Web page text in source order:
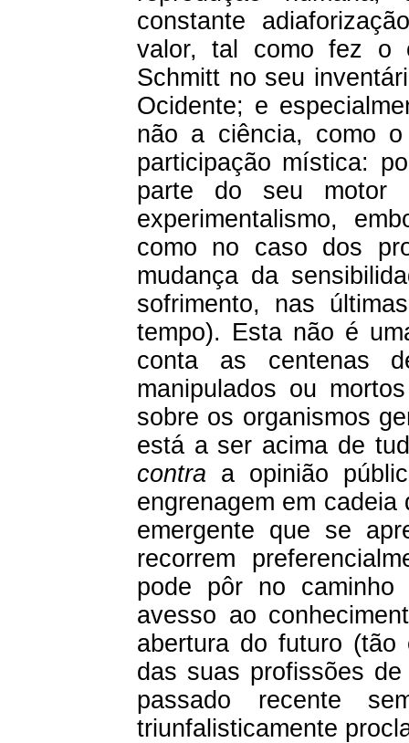
constante
valor, tal como fez o
Schmitt no seu
Ocidente; e
não a ciência, como o
participação mística:
parte do seu motor
experimentalismo,
como no caso dos
mudança da
sofrimento, nas
tempo). Esta não é
conta as centenas
manipulados ou
sobre os organismos
está a ser acima de
contra a opinião
engrenagem em
emergente que se
recorrem
pode pôr no caminho
avesso ao
abertura do futuro (tão
das suas profissões
passado recente
triunfalisticamente